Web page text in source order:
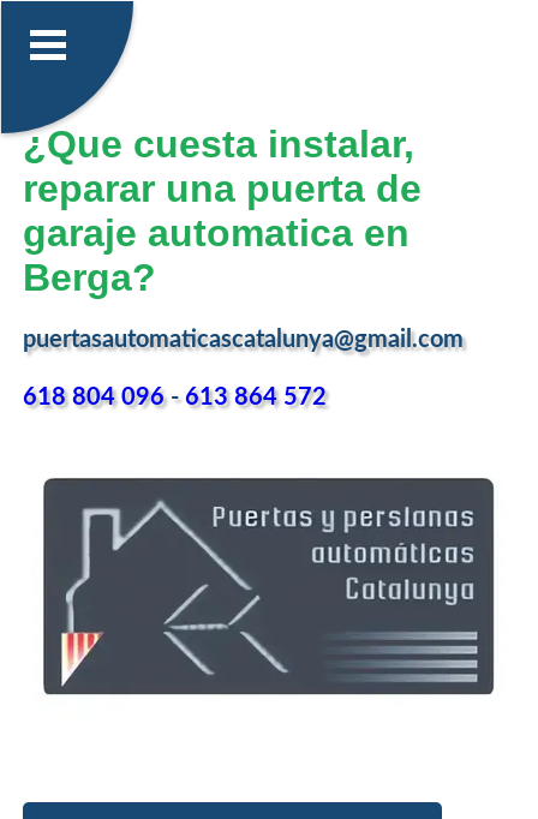
¿Que cuesta instalar,
reparar una puerta de
garaje automatica en
Berga?
puertasautomaticascatalunya@gmail.com
618 804 096-613 864 572